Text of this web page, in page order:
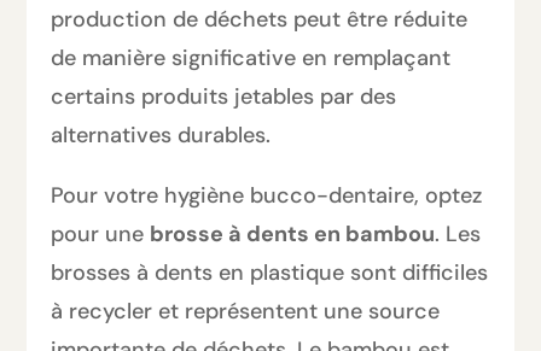
production de déchets peut être réduite
de manière significative en remplaçant
certains produits jetables par des
alternatives durables.
Pour votre hygiène bucco-dentaire, optez
pour une brosse à dents en bambou. Les
brosses à dents en plastique sont difficiles
à recycler et représentent une source